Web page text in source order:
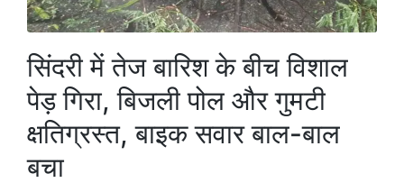
सिंदरी में तेज बारिश के बीच विशाल
पेड़ गिरा, बिजली पोल और गुमटी
क्षतिग्रस्त, बाइक सवार बाल-बाल
बचा